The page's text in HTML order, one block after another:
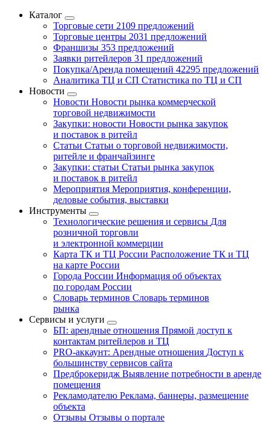
Каталог
Торговые сети 2109 предложений
Торговые центры 2031 предложений
Франшизы 353 предложений
Заявки ритейлеров 31 предложений
Покупка/Аренда помещений 42295 предложений
Аналитика ТЦ и СП Статистика по ТЦ и СП
Новости
Новости Новости рынка коммерческой
торговой недвижимости
Закупки: новости Новости рынка закупок
и поставок в ритейл
Статьи Статьи о торговой недвижимости,
ритейле и франчайзинге
Закупки: статьи Статьи рынка закупок
и поставок в ритейл
Мероприятия Мероприятия, конференции,
деловые события, выставки
Инструменты
Технологические решения и сервисы Для
розничной торговли
и электронной коммерции
Карта ТК и ТЦ России Расположение ТК и ТЦ
на карте России
Города России Информация об объектах
по городам России
Словарь терминов Словарь терминов
рынка
Сервисы и услуги
БП: арендные отношения Прямой доступ к
контактам ритейлеров и ТЦ
PRO-аккаунт: Арендные отношения Доступ к
большинству сервисов сайта
Предброкеридж Выявление потребности в аренде
помещения
Рекламодателю Реклама, баннеры, размещение
объекта
Отзывы Отзывы о портале